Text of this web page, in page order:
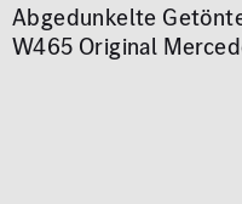
Abgedunkelte
W465 Original